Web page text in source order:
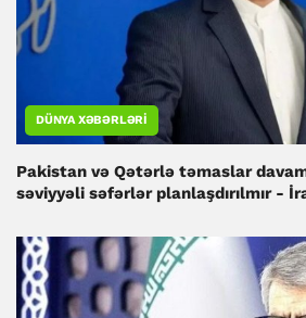
DÜNYA XƏBƏRLƏRI
Pakistan və Qətərlə təmaslar
səviyyəli səfərlər planlaşdırılmır -